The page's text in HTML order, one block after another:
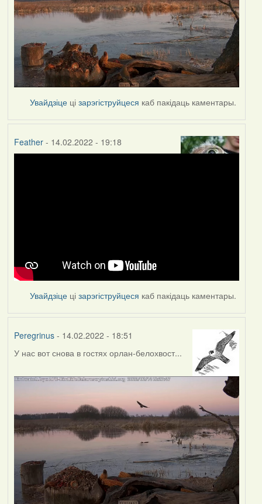
Увайдзіце цізарэгіструйцеся каб пакідаць каментары.
Feather- 14.02.2022 - 19:18
Увайдзіце цізарэгіструйцеся каб пакідаць каментары.
Peregrinus- 14.02.2022 - 18:51
У нас вот снова в гостях орлан-белохвост...